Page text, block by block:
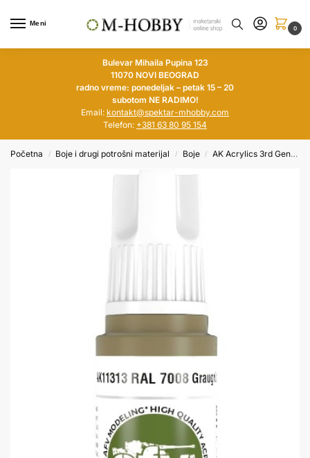
Meni
0
Bulevar Mihaila Pupina 123
11070 NOVI BEOGRAD
radno vreme: ponedeljak – petak 15 – 20
subotom NE RADIMO!
Email: kontakt@spektar-mhobby.com
Telefon: +381 63 80 95 154
Početna / Boje i drugi potrošni materijal / Boje / AK Acrylics 3rd Generation